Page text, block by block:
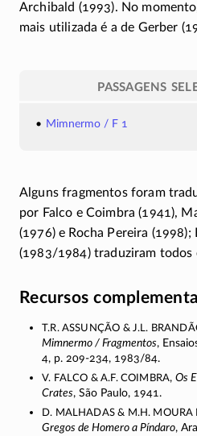
Archibald (1993). No
mais utilizada é a de Gerber
PASSAGENS
Mimnermo / F 1
Alguns fragmentos foram
por Falco e Coimbra (1941),
(1976) e Rocha Pereira (1998);
(1983/1984)traduziram todos
Recursos
T.R. Assunção & J.L.
Mimnermo / Fragmentos,
4, p. 209-234, 1983/84.
V. Falco & A.F. Coimbra,Os
Crates, São Paulo, 1941.
D. Malhadas & M.H. Moura
Gregos de Homero a Píndaro,